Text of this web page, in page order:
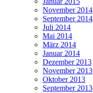
November 2014
September 2014
Juli 2014
Mai 2014
März 2014
Januar 2014
Dezember 2013
November 2013
Oktober 2013
September 2013